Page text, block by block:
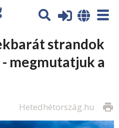
strandok
megmutatjuk a
print
Hetedhétország.hu